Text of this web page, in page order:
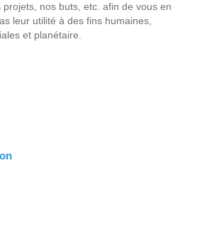
projets, nos buts, etc. afin de vous en
leur utilité à des fins humaines,
et planétaire.